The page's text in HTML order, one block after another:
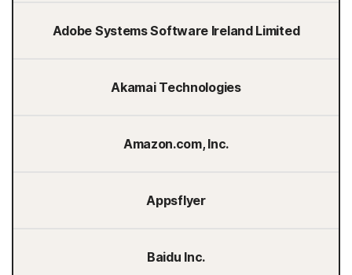
Adobe Systems Software Ireland Limited
Akamai Technologies
Amazon.com, Inc.
Appsflyer
Baidu Inc.